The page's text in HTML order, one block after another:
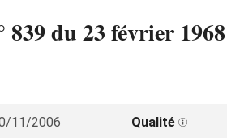
du 23 février
11/2006 Qualité